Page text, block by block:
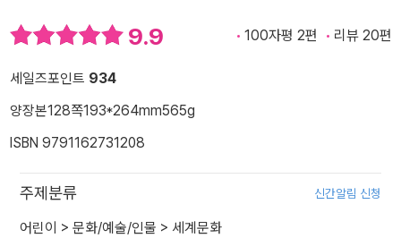
9.9 100자평 2편 리뷰 20편
세일즈포인트 934
양장본128쪽193*264mm565g
ISBN 9791162731208
주제분류 신간알림 신청
어린이 > 문화/예술/인물 > 세계문화